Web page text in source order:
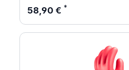
Regulärer Preis:
58,90 €